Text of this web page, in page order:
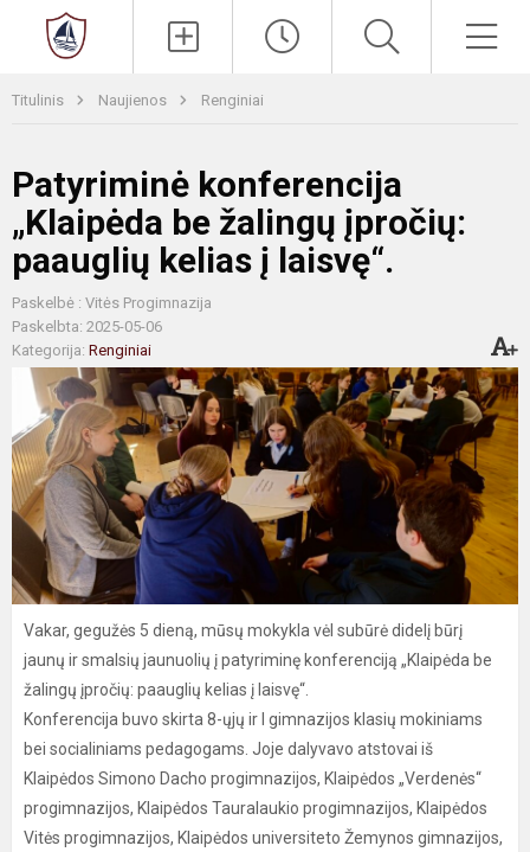
Titulinis Naujienos Renginiai
Patyriminė konferencija
„Klaipėda be žalingų įpročių:
paauglių kelias į laisvę“.
Paskelbė : Vitės Progimnazija
Paskelbta: 2025-05-06
Kategorija: Renginiai
Vakar, gegužės 5 dieną, mūsų mokykla vėl subūrė didelį būrį
jaunų ir smalsių jaunuolių į patyriminę konferenciją „Klaipėda be
žalingų įpročių: paauglių kelias į laisvę“.
Konferencija buvo skirta 8-ųjų ir I gimnazijos klasių mokiniams
bei socialiniams pedagogams. Joje dalyvavo atstovai iš
Klaipėdos Simono Dacho progimnazijos, Klaipėdos „Verdenės“
progimnazijos, Klaipėdos Tauralaukio progimnazijos, Klaipėdos
Vitės progimnazijos, Klaipėdos universiteto Žemynos gimnazijos,